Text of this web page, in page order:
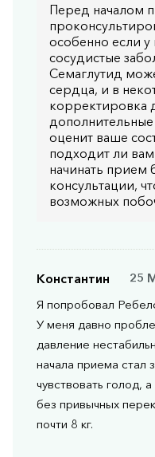
Перед началом
особенно если у
сосудистые
Семаглутид
сердца, и в
корректировка
оценит ваше
подходит ли вам
начинать прием
консультации,
возможных
Константин
25
Я попробовал
У меня давно
давление
начала приема стал
чувствовать голод,
без привычных
почти 8 кг.